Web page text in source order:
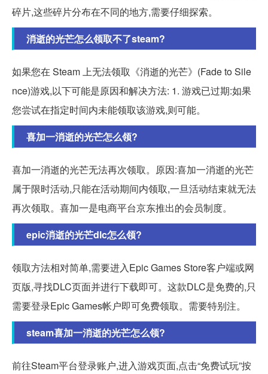
碎片,这些碎片分布在不同的地方,需要仔细探索。
消逝的光芒怎么领取不了steam?
如果您在 Steam 上无法领取《消逝的光芒》(Fade to Sile
nce)游戏,以下可能是原因和解决方法: 1. 游戏已过期:如果
您尝试在指定时间内未能领取该游戏,则可能。
喜加一消逝的光芒怎么领?
喜加一消逝的光芒无法再次领取。原因:喜加一消逝的光芒
属于限时活动,只能在活动期间内领取,一旦活动结束就无法
再次领取。喜加一是电商平台京东推出的会员制度。
epic消逝的光芒dlc怎么领?
领取方法相对简单,需要进入Epic Games Store客户端或网
页版,寻找DLC页面并进行下载即可。这款DLC是免费的,只
需要登录Epic Games帐户即可免费领取。需要特别注。
steam喜加一消逝的光芒怎么领?
前往Steam平台登录账户,进入游戏页面,点击“免费试玩”按